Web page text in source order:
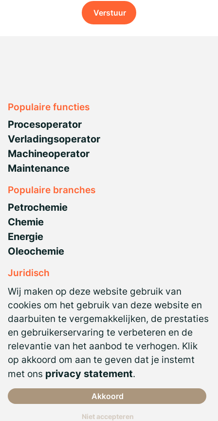
Verstuur
Populaire functies
Procesoperator
Verladingsoperator
Machineoperator
Maintenance
Populaire branches
Petrochemie
Chemie
Energie
Oleochemie
Juridisch
Privacyverklaring
NBBU CAO
Antidiscriminatiebeleid
Algemene voorwaarden
Certificeringen
Wij maken op deze website gebruik van
cookies om het gebruik van deze website en
daarbuiten te vergemakkelijken, de prestaties
en gebruikerservaring te verbeteren en de
relevantie van het aanbod te verhogen. Klik
op akkoord om aan te geven dat je instemt
met ons privacy statement.
Akkoord
Niet accepteren